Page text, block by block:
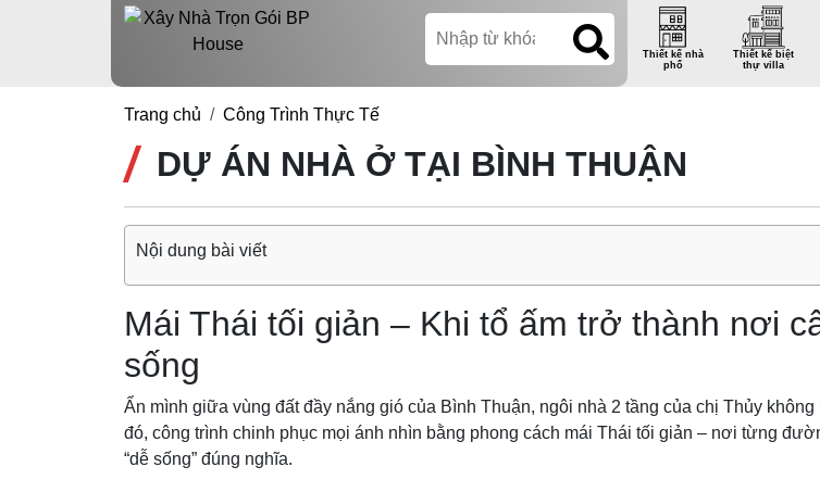
Thiết kế nhà
phố
Thiết kế biệt
thự villa
Trang chủ Công Trình Thực Tế
DỰ ÁN NHÀ Ở TẠI BÌNH THUẬN
Nội dung bài viết
Mái Thái tối giản – Khi tổ ấm trở thành nơi
sống
Ẩn mình giữa vùng đất đầy nắng gió của Bình Thuận, ngôi nhà 2 tầng của chị Thủy
đó, công trình chinh phục mọi ánh nhìn bằng phong cách mái Thái tối giản – nơi từng
“dễ sống” đúng nghĩa.